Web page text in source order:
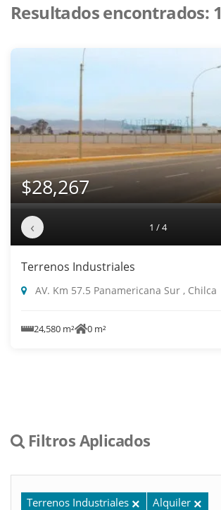
Resultados encontrados: 1
$28,267
‹ 1 / 4
Terrenos Industriales
AV. Km 57.5 Panamericana Sur , Chilca
24,580 m² 0 m²
Filtros Aplicados
Terrenos Industriales Alquiler